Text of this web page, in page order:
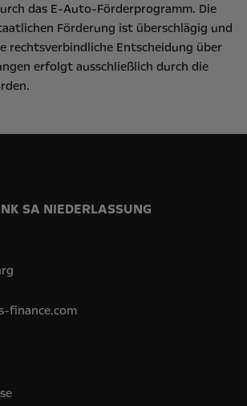
das E-Auto-Förderprogramm. Die
Förderung ist überschlägig und
rechtsverbindliche Entscheidung über
erfolgt ausschließlich durch die
SA NIEDERLASSUNG
finance.com